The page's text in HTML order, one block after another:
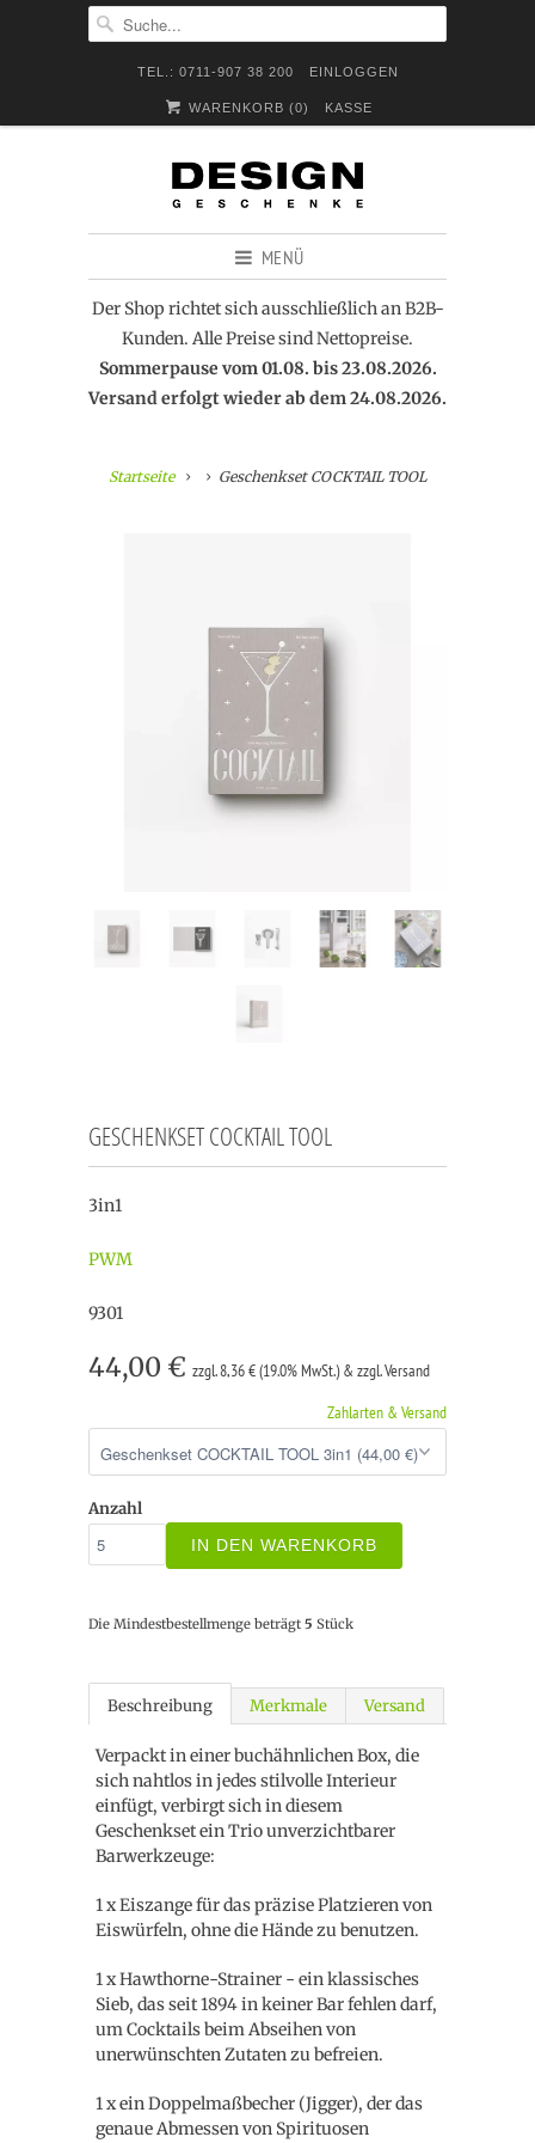
TEL.: 0711-907 38 200 EINLOGGEN
WARENKORB (0) KASSE
MENÜ
Der Shop richtet sich ausschließlich an B2B-
Kunden. Alle Preise sind Nettopreise.
Sommerpause vom 01.08. bis 23.08.2026.
Versand erfolgt wieder ab dem 24.08.2026.
Startseite Geschenkset COCKTAIL TOOL
GESCHENKSET COCKTAIL TOOL
3in1
PWM
9301
44,00 € zzgl. 8,36 € (19.0% MwSt.) & zzgl. Versand
Zahlarten & Versand
Anzahl
IN DEN WARENKORB
Die Mindestbestellmenge beträgt 5 Stück
Beschreibung Merkmale Versand
Verpackt in einer buchähnlichen Box, die
sich nahtlos in jedes stilvolle Interieur
einfügt, verbirgt sich in diesem
Geschenkset ein Trio unverzichtbarer
Barwerkzeuge:
1 x Eiszange für das präzise Platzieren von
Eiswürfeln, ohne die Hände zu benutzen.
1 x Hawthorne-Strainer - ein klassisches
Sieb, das seit 1894 in keiner Bar fehlen darf,
um Cocktails beim Abseihen von
unerwünschten Zutaten zu befreien.
1 x ein Doppelmaßbecher (Jigger), der das
genaue Abmessen von Spirituosen